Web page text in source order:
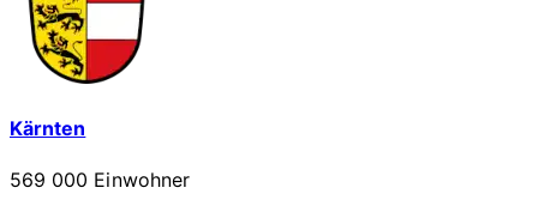
Kärnten
569 000 Einwohner